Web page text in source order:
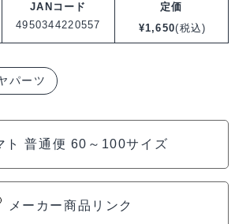
JANコード
4950344220557
定価
¥1,650(税込)
パーツ
ト 普通便 60～100サイズ
メーカー商品リンク